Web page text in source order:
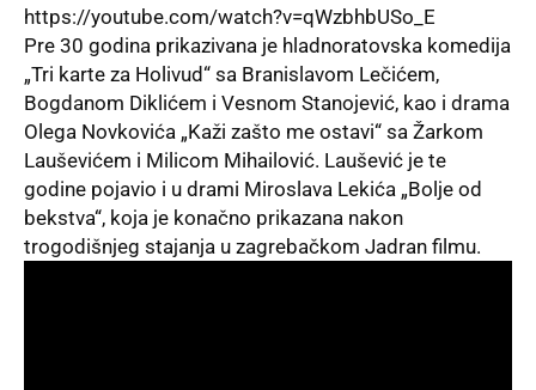
https://youtube.com/watch?v=qWzbhbUSo_E
Pre 30 godina prikazivana je hladnoratovska komedija
„Tri karte za Holivud“ sa Branislavom Lečićem,
Bogdanom Diklićem i Vesnom Stanojević, kao i drama
Olega Novkovića „Kaži zašto me ostavi“ sa Žarkom
Lauševićem i Milicom Mihailović. Laušević je te
godine pojavio i u drami Miroslava Lekića „Bolje od
bekstva“, koja je konačno prikazana nakon
trogodišnjeg stajanja u zagrebačkom Jadran filmu.